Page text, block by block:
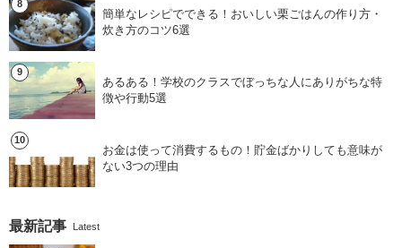
簡単なレシピでできる！おいしい栗ごはんの作り方・
炊き方のコツ6選
あるある！学校のクラスでぼっちな人にありがちな特
徴や行動5選
お金は使って消費するもの！貯金ばかりしても意味が
ない3つの理由
最新記事 Latest